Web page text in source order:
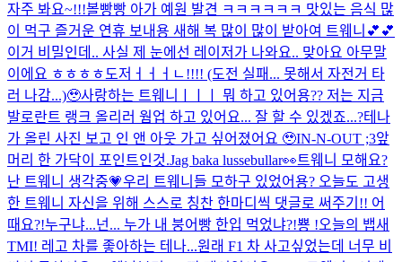
자주 봐요~!!!볼빵빵 아가 예원 발견 ㅋㅋㅋㅋㅋㅋ 맛있는 음식 많
이 먹구 즐거운 연휴 보내용 새해 복 많이 많이 받아여 트웨니💕💕
이거 비밀인데.. 사실 제 눈에선 레이저가 나와요.. 맞아요 아무말
이에요 ㅎㅎㅎㅎ 도저ㅓㅓㅓㄴ!!!! (도전 실패... 못해서 자전거 타
러 나감...)🥹사랑하는 트웨니ㅣㅣㅣ 뭐 하고 있어용?? 저는 지금
발로란트 랭크 올리러 웜업 하고 있어요... 잘 할 수 있겠죠...?테나
가 올린 사진 보고 인 앤 아웃 가고 싶어졌어요 🥹IN-N-OUT ;3앞
머리 한 가닥이 포인트인것.Jag baka lussebullar👀트웨니 모해요?
난 트웨니 생각중💗우리 트웨니들 모하구 있었어용? 오늘도 고생
한 트웨니 자신을 위해 스스로 칭찬 한마디씩 댓글로 써주기!! 어
때요?!누구냐...넌... 누가 내 붕어빵 한입 먹었냐?!뿅 !오늘의 뱁새
TMI! 레고 차를 좋아하는 테나...원래 F1 차 사고싶었는데 너무 비